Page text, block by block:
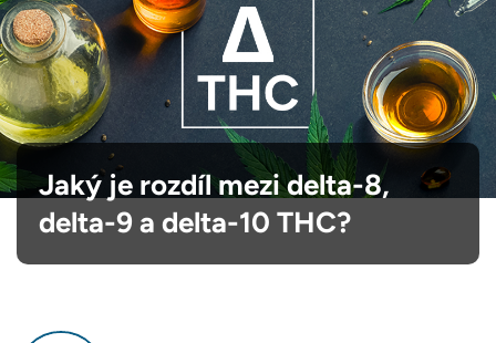
Jaký je rozdíl mezi delta-8,
delta-9 a delta-10 THC?